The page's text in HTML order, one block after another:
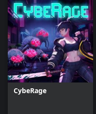
CybeRage